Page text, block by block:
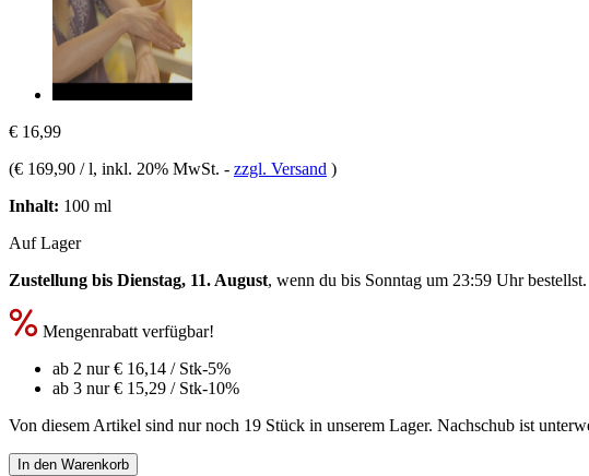
€ 16,99
(€ 169,90 / l, inkl. 20% MwSt. - zzgl. Versand )
Inhalt: 100 ml
Auf Lager
Zustellung bis Dienstag, 11. August, wenn du bis Sonntag um 23:59 Uhrbestellst.
Mengenrabatt verfügbar!
ab 2 nur€ 16,14 / Stk-5%
ab 3 nur€ 15,29 / Stk-10%
Von diesem Artikel sind nur noch 19 Stück in unserem Lager. Nachschub ist
In den Warenkorb